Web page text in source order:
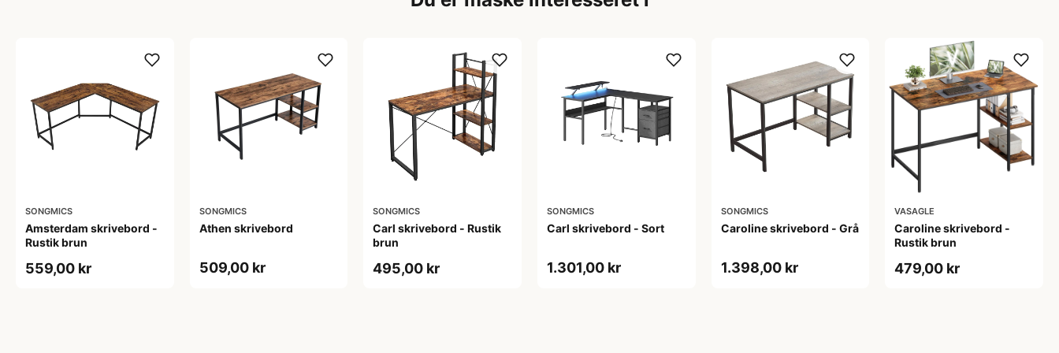
SONGMICS
Amsterdam skrivebord -
Rustik brun
559,00 kr
SONGMICS
Athen skrivebord
509,00 kr
SONGMICS
Carl skrivebord - Rustik
brun
495,00 kr
SONGMICS
Carl skrivebord - Sort
1.301,00 kr
SONGMICS
Caroline skrivebord - Grå
1.398,00 kr
VASAGLE
Caroline skrivebord -
Rustik brun
479,00 kr